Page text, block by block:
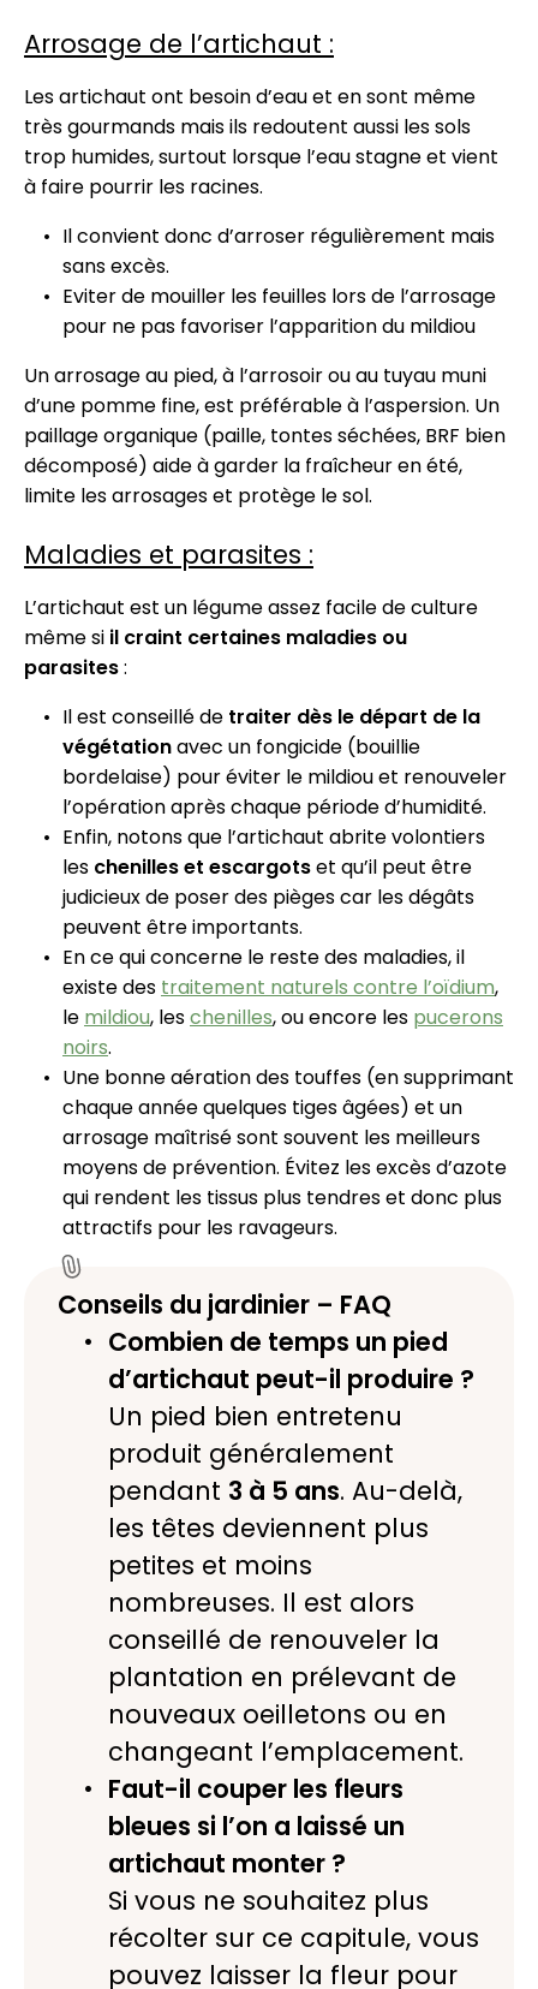
Arrosage de l’artichaut :
Les artichaut ont besoin d’eau et en sont même
très gourmands mais ils redoutent aussi les sols
trop humides, surtout lorsque l’eau stagne et vient
à faire pourrir les racines.
Il convient donc d’arroser régulièrement mais
sans excès.
Eviter de mouiller les feuilles lors de l’arrosage
pour ne pas favoriser l’apparition du mildiou
Un arrosage au pied, à l’arrosoir ou au tuyau muni
d’une pomme fine, est préférable à l’aspersion. Un
paillage organique (paille, tontes séchées, BRF bien
décomposé) aide à garder la fraîcheur en été,
limite les arrosages et protège le sol.
Maladies et parasites :
L’artichaut est un légume assez facile de culture
même si il craint certaines maladies ou
parasites:
Il est conseillé de traiter dès le départ de la
végétationavec un fongicide (bouillie
bordelaise) pour éviter le mildiou et renouveler
l’opération après chaque période d’humidité.
Enfin, notons que l’artichaut abrite volontiers
les chenilles et escargotset qu’il peut être
judicieux de poser des pièges car les dégâts
peuvent être importants.
En ce qui concerne le reste des maladies, il
existe des traitement naturels contre l’oïdium,
le mildiou, leschenilles, ou encore les pucerons
noirs.
Une bonne aération des touffes (en supprimant
chaque année quelques tiges âgées) et un
arrosage maîtrisé sont souvent les meilleurs
moyens de prévention. Évitez les excès d’azote
qui rendent les tissus plus tendres et donc plus
attractifs pour les ravageurs.
Conseils du jardinier – FAQ
Combien de temps un pied
d’artichaut peut-il produire ?
Un pied bien entretenu
produit généralement
pendant 3 à 5 ans. Au-delà,
les têtes deviennent plus
petites et moins
nombreuses. Il est alors
conseillé de renouveler la
plantation en prélevant de
nouveaux oeilletons ou en
changeant l’emplacement.
Faut-il couper les fleurs
bleues si l’on a laissé un
artichaut monter ?
Si vous ne souhaitez plus
récolter sur ce capitule, vous
pouvez laisser la fleur pour